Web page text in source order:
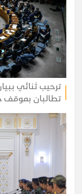
ترحيب ثنائي
تطالبان بموقف